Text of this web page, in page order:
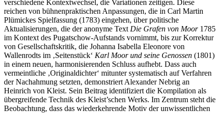
verschiedene Kontextwechsel, die Variationen zeitigen. Diese
reichen von bühnenpraktischen Anpassungen, die in Carl Martin
Plümickes Spielfassung (1783) eingehen, über politische
Aktualisierungen, die der anonyme Text Die Grafen von Moor1785
im Kontext des Pugatschow-Aufstands vornimmt, bis zur Korrektur
von Gesellschaftskritik, die Johanna Isabella Eleonore von
Wallenrodts im ‚Seitenstück‘ Karl Moor und seine Genossen (1801)
in einem neuen, harmonisierenden Schluss aufhebt. Dass auch
vermeintliche ‚Originaldichter‘ mitunter systematisch auf Verfahren
der Nachahmung setzten, demonstriert Alexander Nebrig an
Heinrich von Kleist. Sein Beitrag identifiziert die Kompilation als
übergreifende Technik des Kleist’schen Werks. Im Zentrum steht die
Beobachtung, dass das wiederkehrende Motiv der unwissentlichen